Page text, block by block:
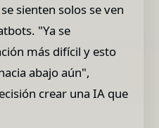
sienten solos se ven
"Ya se
más difícil y esto
abajo aún",
crear una IA que